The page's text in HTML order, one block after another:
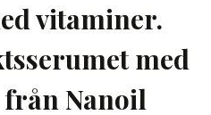
vitaminer.
med
Nanoil